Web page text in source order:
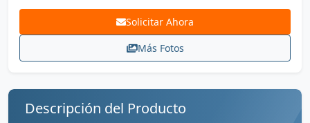
Solicitar Ahora
Más Fotos
Descripción del Producto